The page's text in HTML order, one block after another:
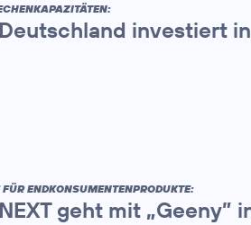
investiert
ENDKONSUMENTENPRODUKTE:
geht mit „Geeny”